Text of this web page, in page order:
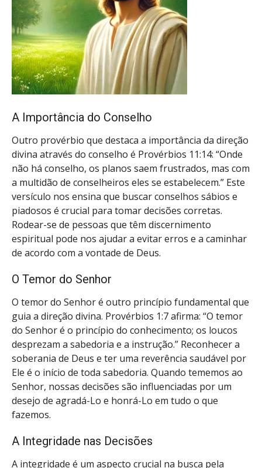
A Importância do Conselho
Outro provérbio que destaca a importância da direção
divina através do conselho é Provérbios 11:14: “Onde
não há conselho, os planos saem frustrados, mas com
a multidão de conselheiros eles se estabelecem.” Este
versículo nos ensina que buscar conselhos sábios e
piadosos é crucial para tomar decisões corretas.
Rodear-se de pessoas que têm discernimento
espiritual pode nos ajudar a evitar erros e a caminhar
de acordo com a vontade de Deus.
O Temor do Senhor
O temor do Senhor é outro princípio fundamental que
guia a direção divina. Provérbios 1:7 afirma: “O temor
do Senhor é o princípio do conhecimento; os loucos
desprezam a sabedoria e a instrução.” Reconhecer a
soberania de Deus e ter uma reverência saudável por
Ele é o início de toda sabedoria. Quando tememos ao
Senhor, nossas decisões são influenciadas por um
desejo de agradá-Lo e honrá-Lo em tudo o que
fazemos.
A Integridade nas Decisões
A integridade é um aspecto crucial na busca pela